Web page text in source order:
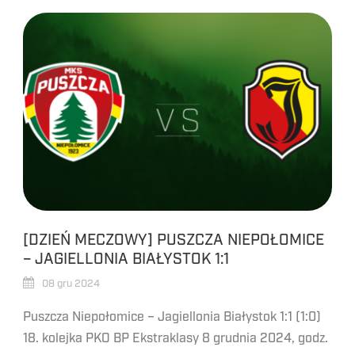
[DZIEŃ MECZOWY] PUSZCZA NIEPOŁOMICE
– JAGIELLONIA BIAŁYSTOK 1:1
08 gru 2024
Puszcza Niepołomice – Jagiellonia Białystok 1:1 (1:0)
18. kolejka PKO BP Ekstraklasy 8 grudnia 2024, godz.